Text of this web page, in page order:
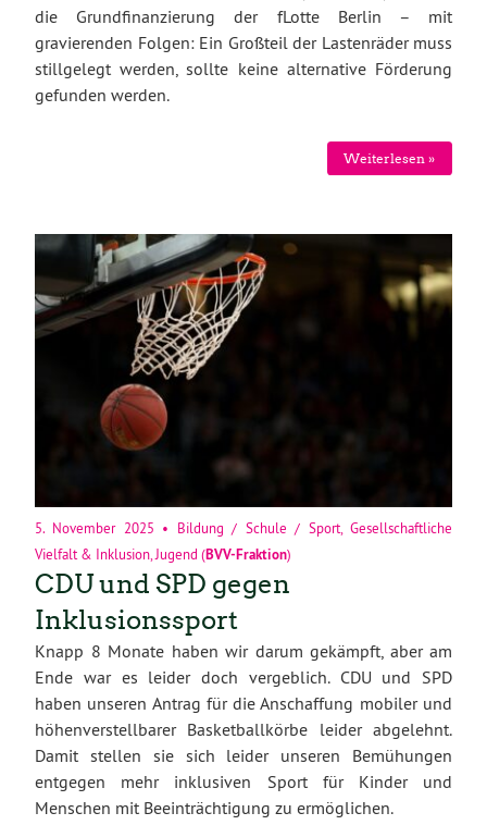
die Grundfinanzierung der fLotte Berlin – mit
gravierenden Folgen: Ein Großteil der Lastenräder muss
stillgelegt werden, sollte keine alternative Förderung
gefunden werden.
Weiterlesen »
5. November 2025 • Bildung / Schule / Sport,Gesellschaftliche
Vielfalt & Inklusion Jugend (BVV-Fraktion)
CDU und SPD gegen
Inklusionssport
Knapp 8 Monate haben wir darum gekämpft, aber am
Ende war es leider doch vergeblich. CDU und SPD
haben unseren Antrag für die Anschaffung mobiler und
höhenverstellbarer Basketballkörbe leider abgelehnt.
Damit stellen sie sich leider unseren Bemühungen
entgegen mehr inklusiven Sport für Kinder und
Menschen mit Beeinträchtigung zu ermöglichen.